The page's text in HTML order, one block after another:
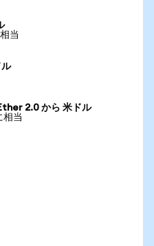
当
2.0 から 米ドル
相当